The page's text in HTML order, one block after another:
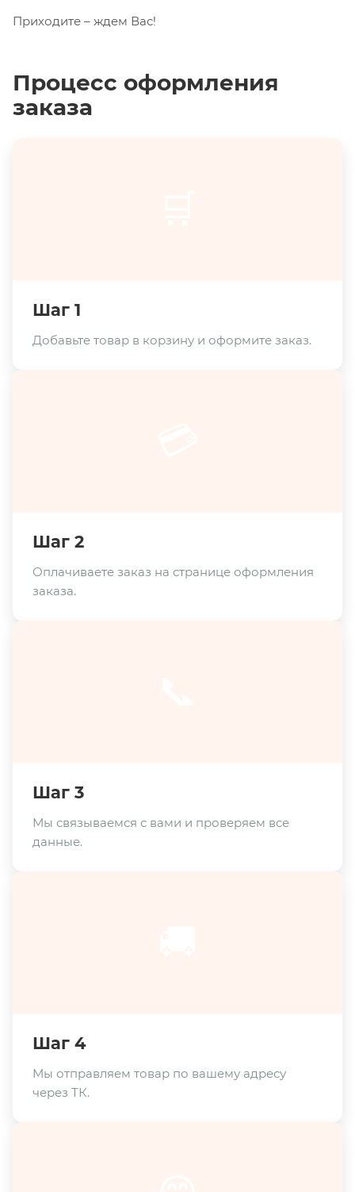
Приходите – ждем Вас!
Процесс оформления
заказа
Шаг 1
Добавьте товар в корзину и оформите заказ.
Шаг 2
Оплачиваете заказ на странице оформления
заказа.
Шаг 3
Мы связываемся с вами и проверяем все
данные.
Шаг 4
Мы отправляем товар по вашему адресу
через ТК.